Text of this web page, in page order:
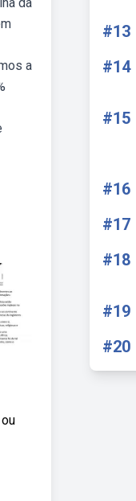
a
#13
#14
#15
#16
#17
#18
#19
#20